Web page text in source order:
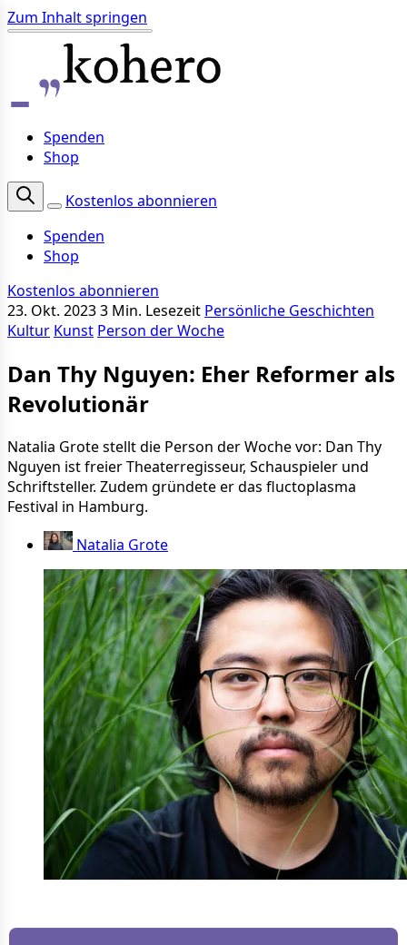
Zum Inhalt springen
Spenden
Shop
Kostenlos abonnieren
Spenden
Shop
Kostenlos abonnieren
23. Okt. 20233 Min. Lesezeit Persönliche Geschichten
Kultur Kunst Person der Woche
Dan Thy Nguyen: Eher Reformer als
Revolutionär
Natalia Grote stellt die Person der Woche vor: Dan Thy
Nguyen ist freier Theaterregisseur, Schauspieler und
Schriftsteller. Zudem gründete er das fluctoplasma
Festival in Hamburg.
Natalia Grote